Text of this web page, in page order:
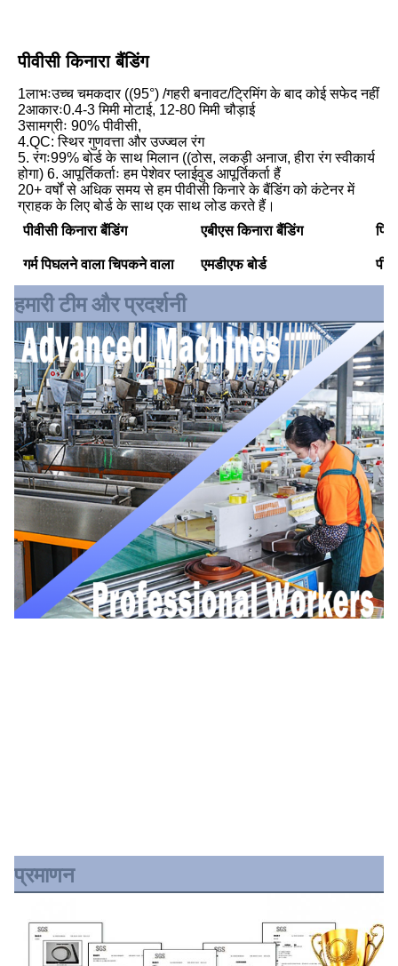
पीवीसी किनारा बैंडिंग
1लाभःउच्च चमकदार ((95°) /गहरी बनावट/ट्रिमिंग के बाद कोई सफेद नहीं
2आकारः0.4-3 मिमी मोटाई, 12-80 मिमी चौड़ाई
3सामग्रीः 90% पीवीसी,
4.QC: स्थिर गुणवत्ता और उज्ज्वल रंग
5. रंगः99% बोर्ड के साथ मिलान ((ठोस, लकड़ी अनाज, हीरा रंग स्वीकार्य
होगा) 6. आपूर्तिकर्ताः हम पेशेवर प्लाईवुड आपूर्तिकर्ता हैं
20+ वर्षों से अधिक समय से हम पीवीसी किनारे के बैंडिंग को कंटेनर में
ग्राहक के लिए बोर्ड के साथ एक साथ लोड करते हैं।
पीवीसी किनारा बैंडिंग
एबीएस किनारा बैंडिंग
गर्म पिघलने वाला चिपकने वाला एमडीएफ बोर्ड
हमारी टीम और प्रदर्शनी
प्रमाणन